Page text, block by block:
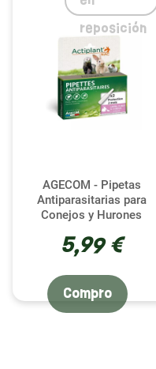
AGECOM - Pipetas
Antiparasitarias para
Conejos y Hurones
5,99 €
reposición
Compro